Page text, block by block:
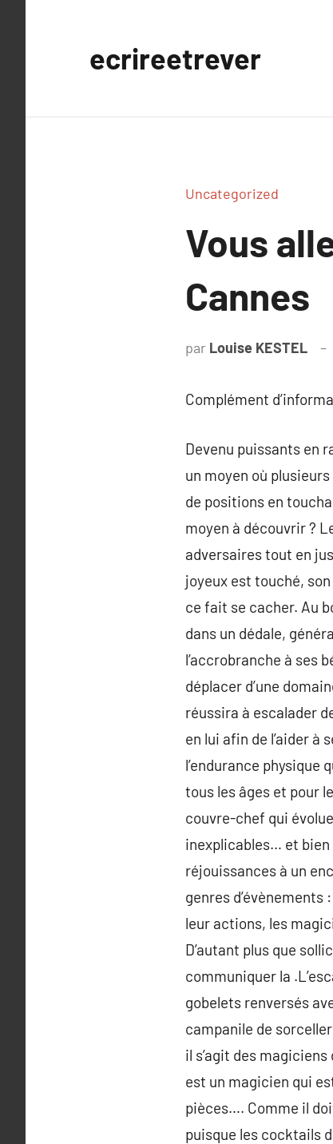
ecrireetrever
Uncategorized
Vous
Cannes
par Louise KESTEL
Complément
Devenu puissants en
un moyen où
de positions en
moyen à découvrir ?
adversaires tout en
joyeux est touché,
ce fait se cacher. Au
dans un dédale,
l’accrobranche à ses
déplacer d’une
réussira à escalader
en lui afin de l’aider à
l’endurance physique
tous les âges et pour
couvre-chef qui
inexplicables… et bien
réjouissances à un
genres
leur actions, les
D’autant plus que
communiquer la
gobelets renversés
campanile de
il s’agit des
est un magicien qui
pièces…. Comme il
puisque les cocktails